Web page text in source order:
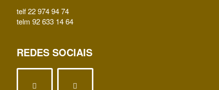
telf 22 974 94 74
telm 92 633 14 64
REDES SOCIAIS